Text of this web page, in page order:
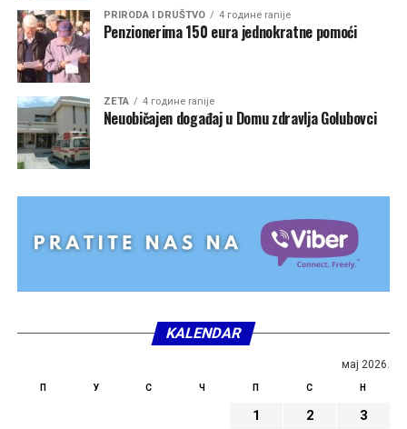
PRIRODA I DRUŠTVO 4 године ranije
Penzionerima 150 eura jednokratne pomoći
ZETA 4 године ranije
Neuobičajen događaj u Domu zdravlja Golubovci
KALENDAR
мај 2026.
П У С Ч П С Н
1 2
3